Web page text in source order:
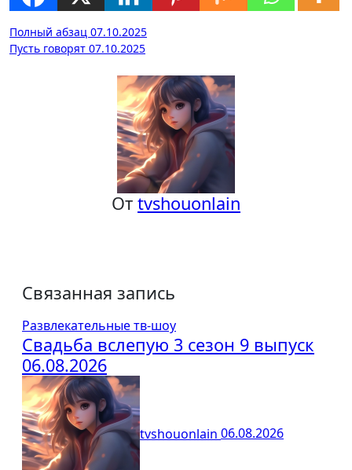
Навигация
по
Полный абзац 07.10.2025
Пусть говорят 07.10.2025
От tvshouonlain
Связанная запись
Развлекательные тв-шоу
Свадьба вслепую 3 сезон 9 выпуск
06.08.2026
tvshouonlain 06.08.2026